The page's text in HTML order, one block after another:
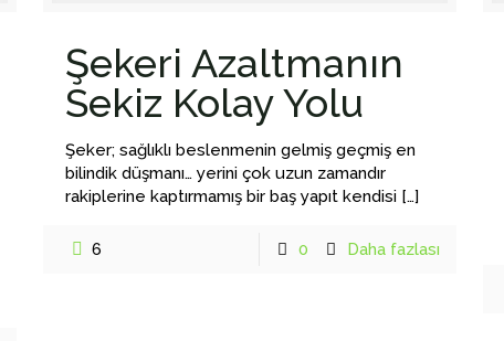
Şekeri Azaltmanın
Sekiz Kolay Yolu
Şeker; sağlıklı beslenmenin gelmiş geçmiş en
bilindik düşmanı… yerini çok uzun zamandır
rakiplerine kaptırmamış bir baş yapıt kendisi […]
6 0 Daha fazlası